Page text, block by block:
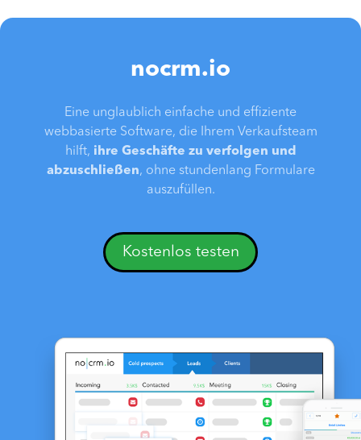
nocrm.io
Eine unglaublich einfache und effiziente
webbasierte Software, die Ihrem Verkaufsteam
hilft, ihre Geschäfte zu verfolgen und
abzuschließen, ohne stundenlang Formulare
auszufüllen.
Kostenlos testen